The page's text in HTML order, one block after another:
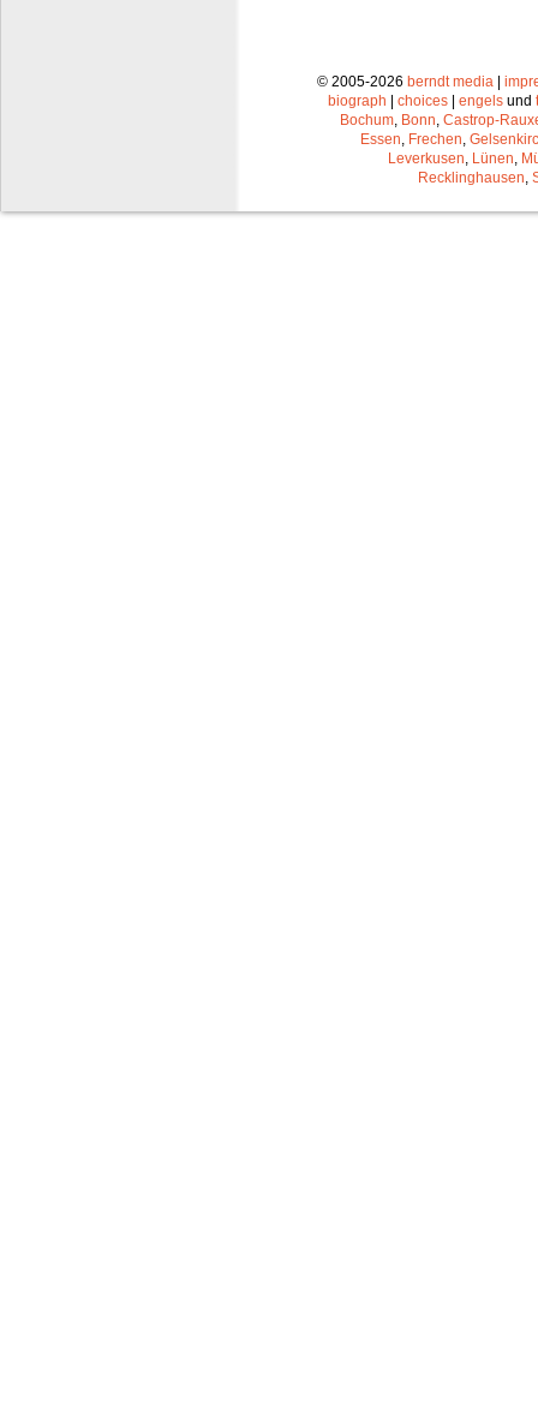
© 2005-2026 berndt media |
biograph | choices | engels und
Bochum Bonn Castrop-
Essen Frechen
Leverkusen Lünen
Recklinghausen